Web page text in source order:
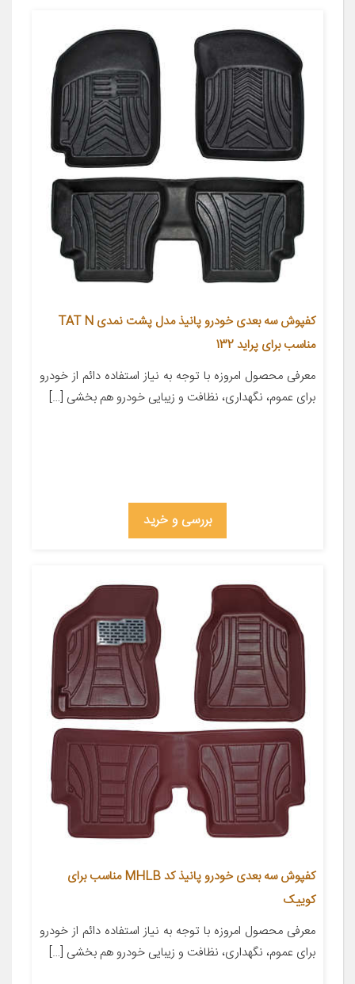
کفپوش سه بعدی خودرو پانیذ مدل پشت نمدی TAT N
مناسب برای پراید 132
معرفی محصول امروزه با توجه به نیاز استفاده دائم از خودرو
برای عموم، نگهداری، نظافت و زیبایی خودرو هم بخشی […]
بررسی و خرید
کفپوش سه بعدی خودرو پانیذ کد MHLB مناسب برای
کوییک
معرفی محصول امروزه با توجه به نیاز استفاده دائم از خودرو
برای عموم، نگهداری، نظافت و زیبایی خودرو هم بخشی […]